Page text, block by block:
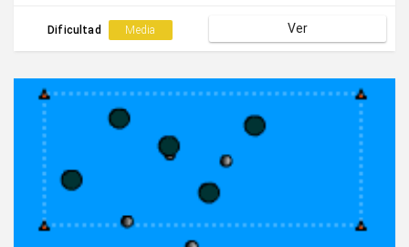
Dificultad Media Ver